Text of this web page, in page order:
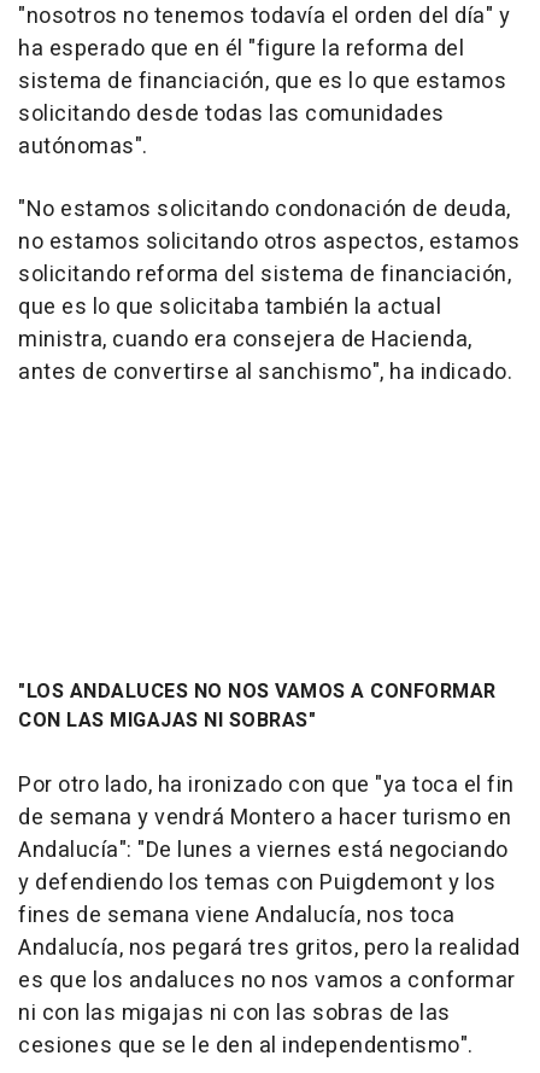
"nosotros no tenemos todavía el orden del día" y
ha esperado que en él "figure la reforma del
sistema de financiación, que es lo que estamos
solicitando desde todas las comunidades
autónomas".
"No estamos solicitando condonación de deuda,
no estamos solicitando otros aspectos, estamos
solicitando reforma del sistema de financiación,
que es lo que solicitaba también la actual
ministra, cuando era consejera de Hacienda,
antes de convertirse al sanchismo", ha indicado.
"LOS ANDALUCES NO NOS VAMOS A CONFORMAR
CON LAS MIGAJAS NI SOBRAS"
Por otro lado, ha ironizado con que "ya toca el fin
de semana y vendrá Montero a hacer turismo en
Andalucía": "De lunes a viernes está negociando
y defendiendo los temas con Puigdemont y los
fines de semana viene Andalucía, nos toca
Andalucía, nos pegará tres gritos, pero la realidad
es que los andaluces no nos vamos a conformar
ni con las migajas ni con las sobras de las
cesiones que se le den al independentismo".